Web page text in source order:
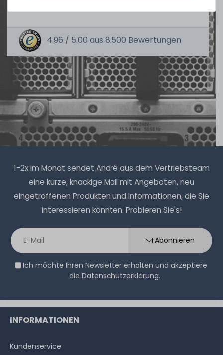
4.96 / 5.00 aus 8.500 Bewertungen
1-2x im Monat sendet André aus dem Vertriebsteam
eine kurze, knackige Mail mit Angeboten, neu
eingetroffenen Produkten und Informationen, die Sie
interessieren könnten. Probieren Sie's!
Abonnieren
Ich möchte Ihren Newsletter erhalten und akzeptiere
die Datenschutzerklärung.
INFORMATIONEN
Kundenservice